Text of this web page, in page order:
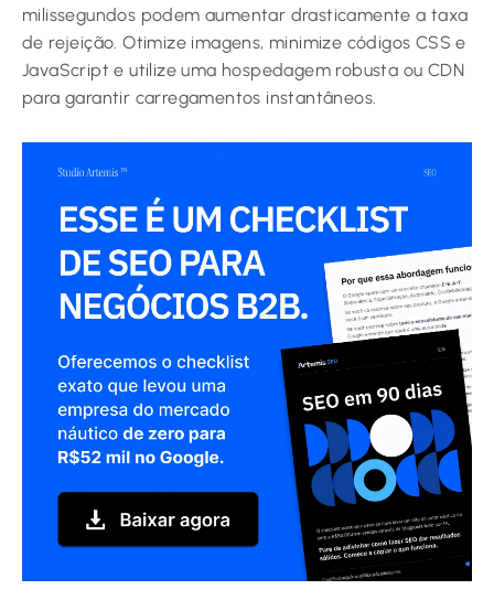
milissegundos podem aumentar drasticamente a taxa
de rejeição. Otimize imagens, minimize códigos CSS e
JavaScript e utilize uma hospedagem robusta ou CDN
para garantir carregamentos instantâneos.